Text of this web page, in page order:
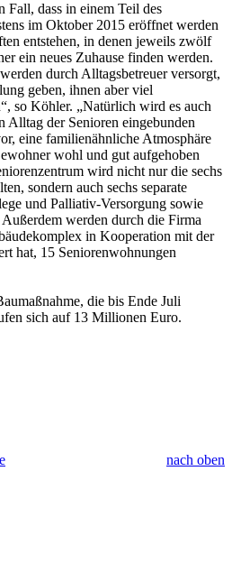
Fall, dass in einem Teil des
im Oktober 2015 eröffnet werden
entstehen, in denen jeweils zwölf
ein neues Zuhause finden werden.
durch Alltagsbetreuer versorgt,
geben, ihnen aber viel
so Köhler. „Natürlich wird es auch
Alltag der Senioren eingebunden
eine familienähnliche Atmosphäre
wohl und gut aufgehoben
wird nicht nur die sechs
sondern auch sechs separate
und Palliativ-Versorgung sowie
werden durch die Firma
in Kooperation mit der
hat, 15 Seniorenwohnungen
die bis Ende Juli
sich auf 13 Millionen Euro.
nach oben